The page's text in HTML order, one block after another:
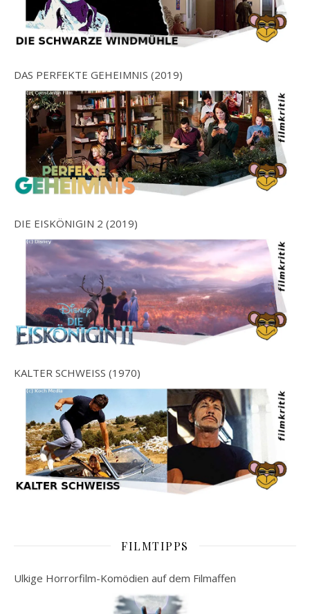
DAS PERFEKTE GEHEIMNIS (2019)
DIE EISKÖNIGIN 2 (2019)
KALTER SCHWEISS (1970)
FILMTIPPS
Ulkige Horrorfilm-Komödien auf dem Filmaffen